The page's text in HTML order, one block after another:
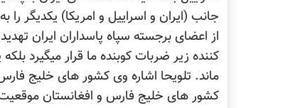
جانب (ایران و اسراییل و امریکا) یکدیگر
از اعضای برجسته سپاه پاسداران ایران
کننده زیر ضربات کوبنده ما قرار میگیرد
ماند. تلویحا اشاره وی کشور های خلیج
کشور های خلیج فارس و افغانستان موقعیت